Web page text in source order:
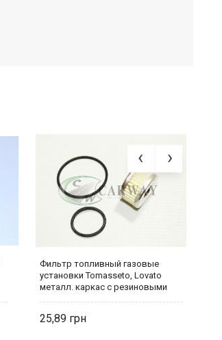
Фильтр топливный газовые
установки Tomasseto, Lovato
металл. каркас с резиновыми
25,89